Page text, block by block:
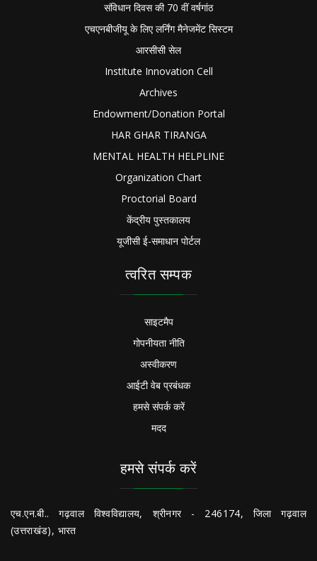
संविधान दिवस की 70 वीं वर्षगांठ
एचएनबीजीयू के लिए लर्निंग मैनेजमेंट सिस्टम
आरसीसी सेल
Institute Innovation Cell
Archives
Endowment/Donation Portal
HAR GHAR TIRANGA
MENTAL HEALTH HELPLINE
Organization Chart
Proctorial Board
केंद्रीय पुस्तकालय
यूजीसी ई-समाधान पोर्टल
त्वरित सम्पक
साइटमैप
गोपनीयता नीति
अस्वीकरण
आईटी वेब प्रबंधक
हमसे संपर्क करें
मदद
हमसे संपर्क करें
एच.एन.बी.. गढ़वाल विश्वविद्यालय, श्रीनगर - 246174, जिला गढ़वाल
(उत्तराखंड), भारत